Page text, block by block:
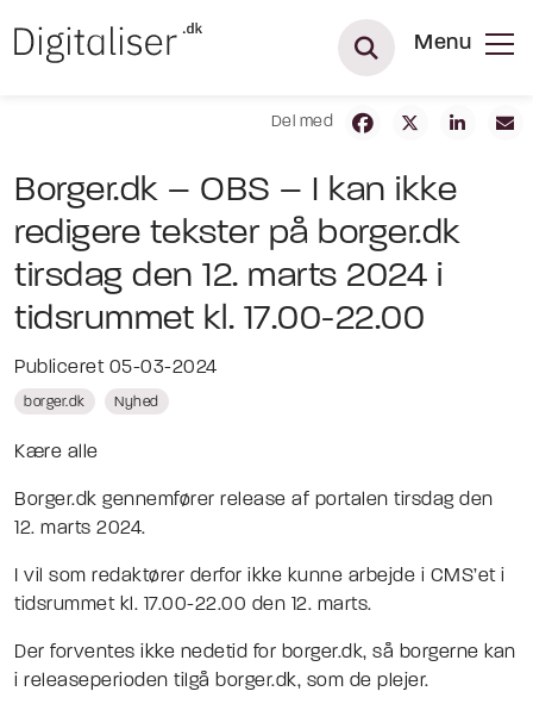
Menu
Del med
Borger.dk – OBS – I kan ikke
redigere tekster på borger.dk
tirsdag den 12. marts 2024 i
tidsrummet kl. 17.00-22.00
Publiceret 05-03-2024
borger.dk Nyhed
Kære alle
Borger.dk gennemfører release af portalen tirsdag den
12. marts 2024.
I vil som redaktører derfor ikke kunne arbejde i CMS’et i
tidsrummet kl. 17.00-22.00 den 12. marts.
Der forventes ikke nedetid for borger.dk, så borgerne kan
i releaseperioden tilgå borger.dk, som de plejer.